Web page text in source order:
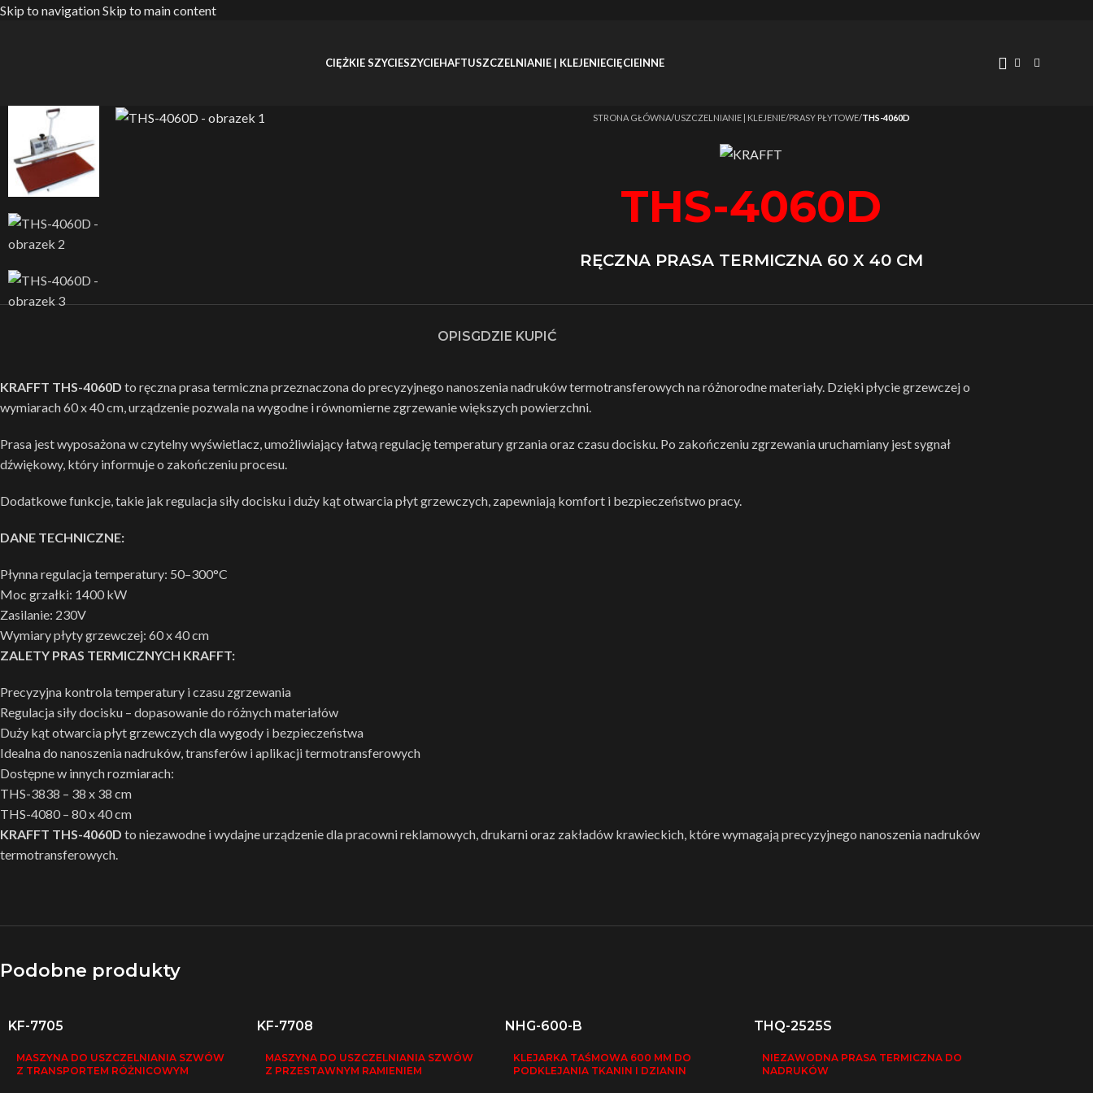
Skip to navigationSkip to main content
CIĘŻKIE SZYCIESZYCIEHAFTUSZCZELNIANIE | KLEJENIECIĘCIEINNE
Strona główna/USZCZELNIANIE | KLEJENIE/PRASY PŁYTOWE/THS-4060D
THS-4060D
RĘCZNA PRASA TERMICZNA 60 X 40 CM
OPISGDZIE KUPIĆ
KRAFFT THS-4060D to ręczna prasa termiczna przeznaczona do precyzyjnego nanoszenia nadruków termotransferowych na różnorodne materiały. Dzięki płycie grzewczej o
wymiarach 60 x 40 cm, urządzenie pozwala na wygodne i równomierne zgrzewanie większych powierzchni.
Prasa jest wyposażona w czytelny wyświetlacz, umożliwiający łatwą regulację temperatury grzania oraz czasu docisku. Po zakończeniu zgrzewania uruchamiany jest sygnał
dźwiękowy, który informuje o zakończeniu procesu.
Dodatkowe funkcje, takie jak regulacja siły docisku i duży kąt otwarcia płyt grzewczych, zapewniają komfort i bezpieczeństwo pracy.
DANE TECHNICZNE:
Płynna regulacja temperatury: 50–300°C
Moc grzałki: 1400 kW
Zasilanie: 230V
Wymiary płyty grzewczej: 60 x 40 cm
ZALETY PRAS TERMICZNYCH KRAFFT:
Precyzyjna kontrola temperatury i czasu zgrzewania
Regulacja siły docisku – dopasowanie do różnych materiałów
Duży kąt otwarcia płyt grzewczych dla wygody i bezpieczeństwa
Idealna do nanoszenia nadruków, transferów i aplikacji termotransferowych
Dostępne w innych rozmiarach:
THS-3838 – 38 x 38 cm
THS-4080 – 80 x 40 cm
KRAFFT THS-4060D to niezawodne i wydajne urządzenie dla pracowni reklamowych, drukarni oraz zakładów krawieckich, które wymagają precyzyjnego nanoszenia nadruków
termotransferowych.
Podobne produkty
KF-7705
MASZYNA DO USZCZELNIANIA SZWÓW
Z TRANSPORTEM RÓŻNICOWYM
KF-7708
MASZYNA DO USZCZELNIANIA SZWÓW
Z PRZESTAWNYM RAMIENIEM
NHG-600-B
KLEJARKA TAŚMOWA 600 MM DO
PODKLEJANIA TKANIN I DZIANIN
THQ-2525S
NIEZAWODNA PRASA TERMICZNA DO
NADRUKÓW